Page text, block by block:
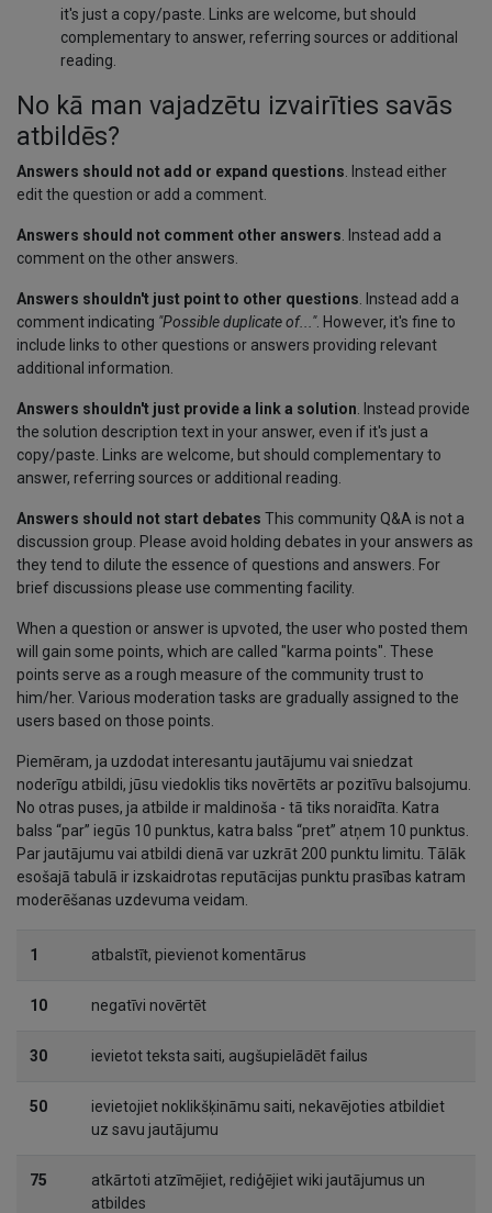
it's just a copy/paste. Links are welcome, but should
complementary to answer, referring sources or additional
reading.
No kā man vajadzētu izvairīties savās
atbildēs?
Answers should not add or expand questions . Instead either
edit the question or add a comment.
Answers should not comment other answers . Instead add a
comment on the other answers.
Answers shouldn't just point to other questions . Instead add a
comment indicating "Possible duplicate of...". However, it's fine to
include links to other questions or answers providing relevant
additional information.
Answers shouldn't just provide a link a solution . Instead provide
the solution description text in your answer, even if it's just a
copy/paste. Links are welcome, but should complementary to
answer, referring sources or additional reading.
Answers should not start debates This community Q&A is not a
discussion group. Please avoid holding debates in your answers as
they tend to dilute the essence of questions and answers. For
brief discussions please use commenting facility.
When a question or answer is upvoted, the user who posted them
will gain some points, which are called "karma points". These
points serve as a rough measure of the community trust to
him/her. Various moderation tasks are gradually assigned to the
users based on those points.
Piemēram, ja uzdodat interesantu jautājumu vai sniedzat
noderīgu atbildi, jūsu viedoklis tiks novērtēts ar pozitīvu balsojumu.
No otras puses, ja atbilde ir maldinoša - tā tiks noraidīta. Katra
balss “par” iegūs 10 punktus, katra balss “pret” atņem 10 punktus.
Par jautājumu vai atbildi dienā var uzkrāt 200 punktu limitu. Tālāk
esošajā tabulā ir izskaidrotas reputācijas punktu prasības katram
moderēšanas uzdevuma veidam.
1 atbalstīt, pievienot komentārus
10 negatīvi novērtēt
30 ievietot teksta saiti, augšupielādēt failus
50
ievietojiet noklikšķināmu saiti, nekavējoties atbildiet
uz savu jautājumu
75
atkārtoti atzīmējiet, rediģējiet wiki jautājumus un
atbildes